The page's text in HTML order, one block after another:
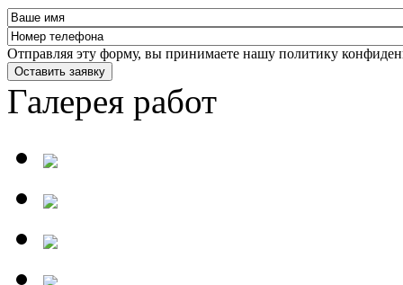
Отправляя эту форму, вы принимаете нашу политику
Оставить заявку
Галерея работ